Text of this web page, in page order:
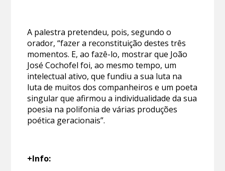
A palestra pretendeu, pois, segundo o
orador, “fazer a reconstituição destes três
momentos. E, ao fazê-lo, mostrar que João
José Cochofel foi, ao mesmo tempo, um
intelectual ativo, que fundiu a sua luta na
luta de muitos dos companheiros e um poeta
singular que afirmou a individualidade da sua
poesia na polifonia de várias produções
poética geracionais”.
+Info: